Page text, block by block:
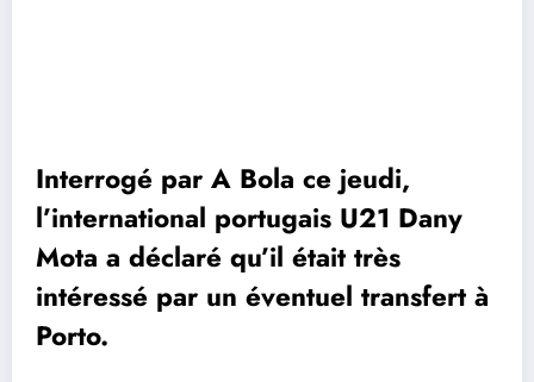
Interrogé par A Bola ce jeudi,
l’international portugais U21 Dany
Mota a déclaré qu’il était très
intéressé par un éventuel transfert à
Porto.